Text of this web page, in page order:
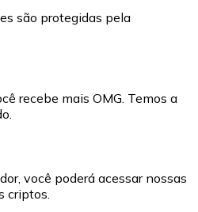
são protegidas pela
recebe mais OMG. Temos a
você poderá acessar nossas
criptos.